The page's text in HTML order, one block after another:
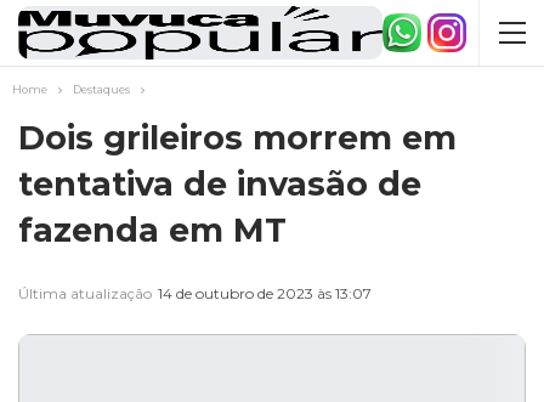
Home Destaques
Dois grileiros morrem em
tentativa de invasão de
fazenda em MT
Última atualização 14 de outubro de 2023 às 13:07